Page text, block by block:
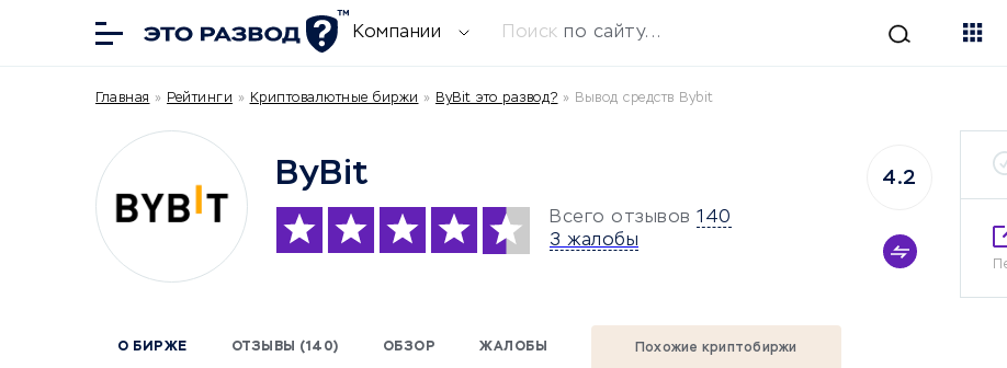
Компании Поиск по сайту...
Главная » Рейтинги » Криптовалютные биржи » ByBit это развод? » Вывод средств Bybit
ByBit
Всего отзывов 140
3 жалобы
4.2
О БИРЖЕ ОТЗЫВЫ (140) ОБЗОР ЖАЛОБЫ Похожие криптобиржи